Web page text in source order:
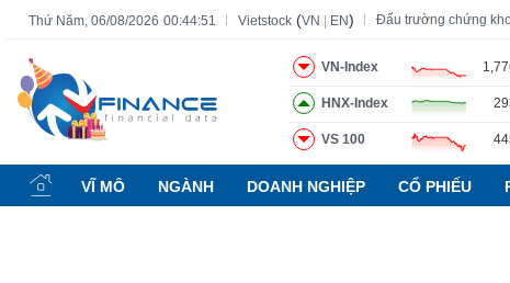
Thứ Năm, 06/08/2026 00:44:52 Vietstock (VN EN) Đấu trường chứng
VN-Index
HNX-Index
VS 100
VĨ MÔ NGÀNH DOANH NGHIỆP CỔ PHIẾU
Tất cả Tính năng Ngành Mã chứng khoán Lãnh đạo
Tính
năng
(-)